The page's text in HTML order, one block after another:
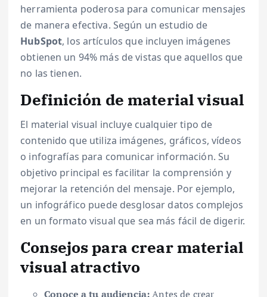
herramienta poderosa para comunicar mensajes
de manera efectiva. Según un estudio de
HubSpot, los artículos que incluyen imágenes
obtienen un 94% más de vistas que aquellos que
no las tienen.
Definición de material visual
El material visual incluye cualquier tipo de
contenido que utiliza imágenes, gráficos, vídeos
o infografías para comunicar información. Su
objetivo principal es facilitar la comprensión y
mejorar la retención del mensaje. Por ejemplo,
un infográfico puede desglosar datos complejos
en un formato visual que sea más fácil de digerir.
Consejos para crear material
visual atractivo
Conoce a tu audiencia:Antes de crear